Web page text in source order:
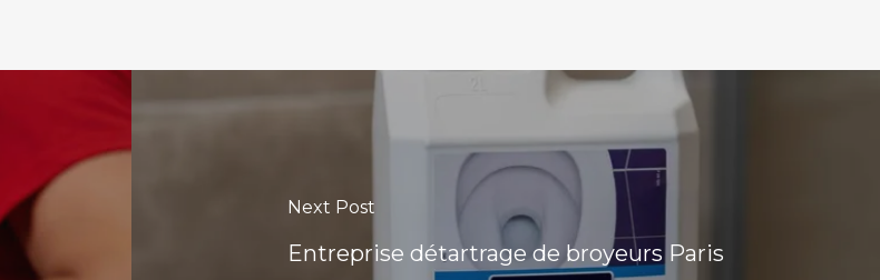
Next Post
Entreprise détartrage de broyeurs Paris